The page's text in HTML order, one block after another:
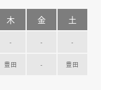
木 金
土
- - -
豊田 - 豊田